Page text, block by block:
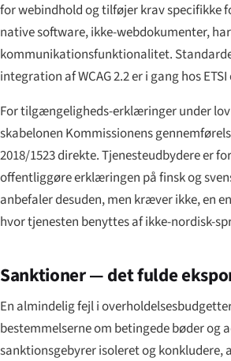
for webindhold og tilføjer krav specifikke
native software, ikke-webdokumenter,
kommunikationsfunktionalitet.
integration af WCAG 2.2 er i gang hos ETSI
For tilgængeligheds-erklæringer under lov
skabelonen Kommissionens
2018/1523 direkte. Tjenesteudbydere er
offentliggøre erklæringen på finsk og
anbefaler desuden, men kræver ikke, en
hvor tjenesten benyttes af ikke-nordisk-
Sanktioner — det fulde
En almindelig fejl i
bestemmelserne om betingede bøder og
sanktionsgebyrer isoleret og